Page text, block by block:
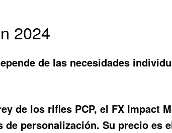
2024
de las necesidades
de los rifles PCP, el FX Impact
personalización. Su precio es